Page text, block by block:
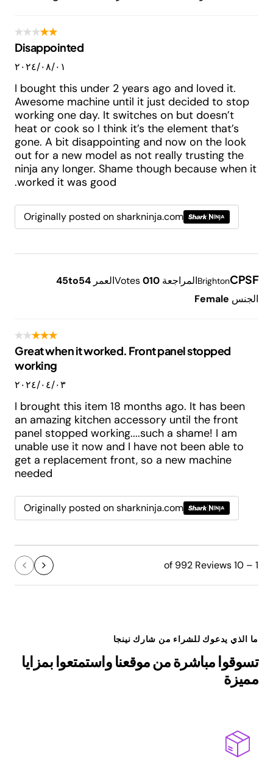
Disappointed
٠١‏/٠٨‏/٢٠٢٤
I bought this under 2 years ago and loved it.
Awesome machine until it just decided to stop
working one day. It switches on but doesn’t
heat or cook so I think it’s the element that’s
gone. A bit disappointing and now on the look
out for a new model as not really trusting the
ninja any longer. Shame though because when it
worked it was good.
Originally posted on sharkninja.com
CPSF
Brightonالمراجعة 10
Votes0 العمر 45to54
الجنس Female
Great when it worked. Front panel stopped
working
٠٣‏/٠٤‏/٢٠٢٤
I brought this item 18 months ago. It has been
an amazing kitchen accessory until the front
panel stopped working....such a shame! I am
unable use it now and I have not been able to
get a replacement front, so a new machine
needed
Originally posted on sharkninja.com
1 – 10 of 992 Reviews
ما الذي يدعوك للشراء من شارك نينجا
تسوقوا مباشرة من موقعنا واستمتعوا بمزايا
مميزة